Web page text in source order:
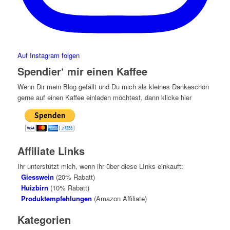
Auf Instagram folgen
Spendier‘ mir einen Kaffee
Wenn Dir mein Blog gefällt und Du mich als kleines Dankeschön
gerne auf einen Kaffee einladen möchtest, dann klicke hier
Affiliate Links
Ihr unterstützt mich, wenn ihr über diese LInks einkauft:
Giesswein (20% Rabatt)
Huizbirn (10% Rabatt)
Produktempfehlungen (Amazon Affiliate)
Kategorien